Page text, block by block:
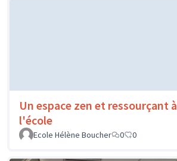
Un espace zen et ressourçant à
l'école
Ecole Hélène Boucher
0 0